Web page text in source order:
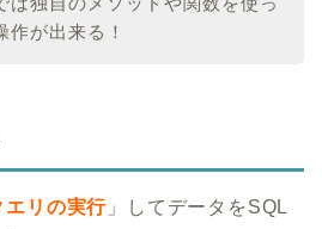
作が出来る！
エリの実行 」してデータをSQL